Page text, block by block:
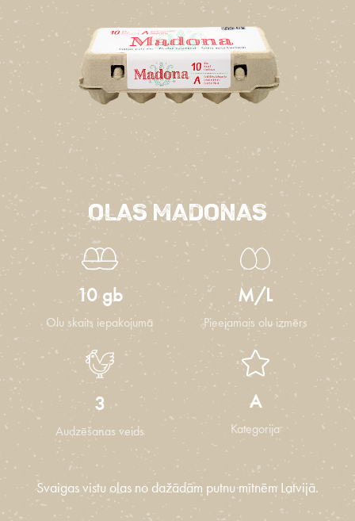
OLAS MADONAS
10 gb
Olu skaits iepakojumā
M/L
Pieejamais olu izmērs
3
Audzēšanas veids
A
Kategorija
Svaigas vistu olas no dažādām putnu mītnēm Latvijā.